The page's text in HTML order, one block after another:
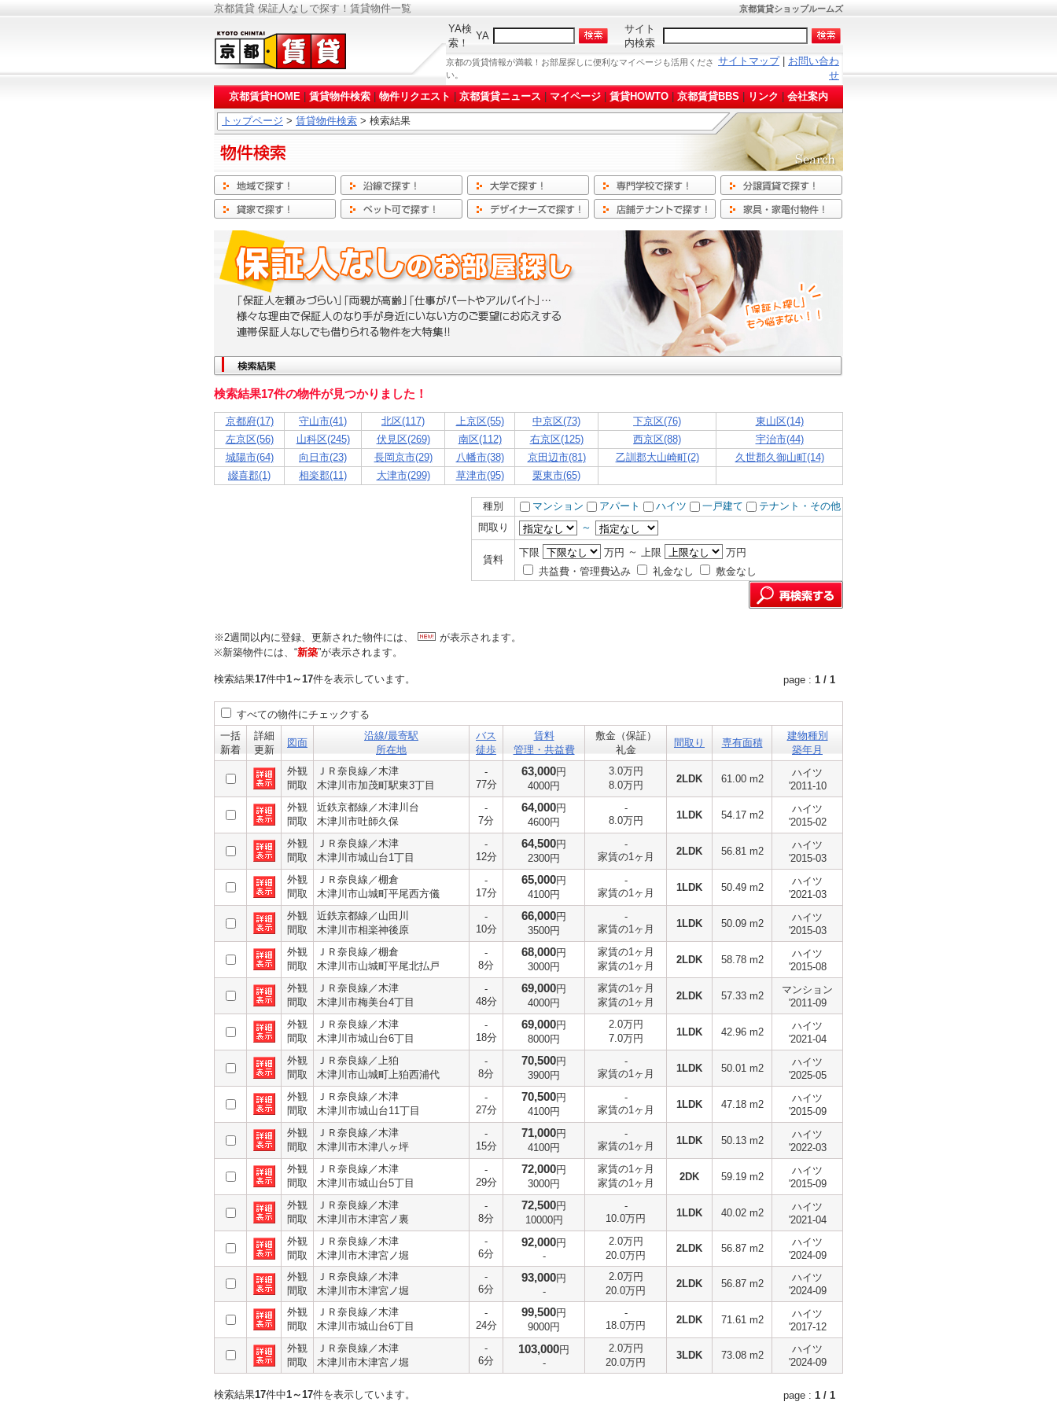
京都賃貸 保証人なしで探す！賃貸物件一覧 京都賃貸ショップルームズ
YA検
索！
YA
サイト
内検索
京都の賃貸情報が満載！お部屋探しに便利なマイページも活用くださ
い。
サイトマップ| お問い合わ
せ
京都賃貸HOME
賃貸物件検索 物件リクエスト 京都賃貸ニュース マイページ 賃貸HOWTO 京都賃貸BBS リンク 会社案内
トップページ > 賃貸物件検索 > 検索結果
検索結果17件の物件が見つかりました！
京都府(17) 守山市(41) 北区(117) 上京区(55) 中京区(73) 下京区(76)
東山区(14)
左京区(56)
山科区(245) 伏見区(269) 南区(112) 右京区(125) 西京区(88)
宇治市(44)
城陽市(64)
向日市(23) 長岡京市(29) 八幡市(38) 京田辺市(81) 乙訓郡大山崎町(2)
久世郡久御山町(14)
綴喜郡(1)
相楽郡(11) 大津市(299) 草津市(95) 栗東市(65)
種別 マンション アパート ハイツ 一戸建て
テナント・その他
間取り
～
賃料
下限 万円 ～ 上限
万円
共益費・管理費込み
礼金なし 敷金なし
※2週間以内に登録、更新された物件には、
が表示されます。
※新築物件には、“新築”が表示されます。
検索結果17件中1～17件を表示しています。 page : 1 / 1
すべての物件にチェックする
一括
新着
詳細
更新
図面
沿線/最寄駅
所在地
バス
徒歩
賃料
管理・共益費
敷金（保証）
礼金
間取り 専有面積
建物種別
築年月
外観
間取
ＪＲ奈良線／木津
木津川市加茂町駅東3丁目
-
77分
63,000円
4000円
3.0万円
8.0万円
2LDK 61.00 m2
ハイツ
'2011-10
外観
間取
近鉄京都線／木津川台
木津川市吐師久保
-
7分
64,000円
4600円
-
8.0万円
1LDK 54.17 m2
ハイツ
'2015-02
外観
間取
ＪＲ奈良線／木津
木津川市城山台1丁目
-
12分
64,500円
2300円
-
家賃の1ヶ月
2LDK 56.81 m2
ハイツ
'2015-03
外観
間取
ＪＲ奈良線／棚倉
木津川市山城町平尾西方儀
-
17分
65,000円
4100円
-
家賃の1ヶ月
1LDK 50.49 m2
ハイツ
'2021-03
外観
間取
近鉄京都線／山田川
木津川市相楽神後原
-
10分
66,000円
3500円
-
家賃の1ヶ月
1LDK 50.09 m2
ハイツ
'2015-03
外観
間取
ＪＲ奈良線／棚倉
木津川市山城町平尾北払戸
-
8分
68,000円
3000円
家賃の1ヶ月
家賃の1ヶ月
2LDK 58.78 m2
ハイツ
'2015-08
外観
間取
ＪＲ奈良線／木津
木津川市梅美台4丁目
-
48分
69,000円
4000円
家賃の1ヶ月
家賃の1ヶ月
2LDK 57.33 m2
マンション
'2011-09
外観
間取
ＪＲ奈良線／木津
木津川市城山台6丁目
-
18分
69,000円
8000円
2.0万円
7.0万円
1LDK 42.96 m2
ハイツ
'2021-04
外観
間取
ＪＲ奈良線／上狛
木津川市山城町上狛西浦代
-
8分
70,500円
3900円
-
家賃の1ヶ月
1LDK 50.01 m2
ハイツ
'2025-05
外観
間取
ＪＲ奈良線／木津
木津川市城山台11丁目
-
27分
70,500円
4100円
-
家賃の1ヶ月
1LDK 47.18 m2
ハイツ
'2015-09
外観
間取
ＪＲ奈良線／木津
木津川市木津八ヶ坪
-
15分
71,000円
4100円
-
家賃の1ヶ月
1LDK 50.13 m2
ハイツ
'2022-03
外観
間取
ＪＲ奈良線／木津
木津川市城山台5丁目
-
29分
72,000円
3000円
家賃の1ヶ月
家賃の1ヶ月
2DK 59.19 m2
ハイツ
'2015-09
外観
間取
ＪＲ奈良線／木津
木津川市木津宮ノ裏
-
8分
72,500円
10000円
-
10.0万円
1LDK 40.02 m2
ハイツ
'2021-04
外観
間取
ＪＲ奈良線／木津
木津川市木津宮ノ堀
-
6分
92,000円
-
2.0万円
20.0万円
2LDK 56.87 m2
ハイツ
'2024-09
外観
間取
ＪＲ奈良線／木津
木津川市木津宮ノ堀
-
6分
93,000円
-
2.0万円
20.0万円
2LDK 56.87 m2
ハイツ
'2024-09
外観
間取
ＪＲ奈良線／木津
木津川市城山台6丁目
-
24分
99,500円
9000円
-
18.0万円
2LDK 71.61 m2
ハイツ
'2017-12
外観
間取
ＪＲ奈良線／木津
木津川市木津宮ノ堀
-
6分
103,000円
-
2.0万円
20.0万円
3LDK 73.08 m2
ハイツ
'2024-09
検索結果17件中1～17件を表示しています。 page : 1 / 1